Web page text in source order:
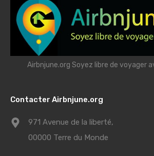
Airbnjune.org Soyez libre de voyager
Contacter Airbnjune.org
971 Avenue de la liberté,
00000 Terre du Monde